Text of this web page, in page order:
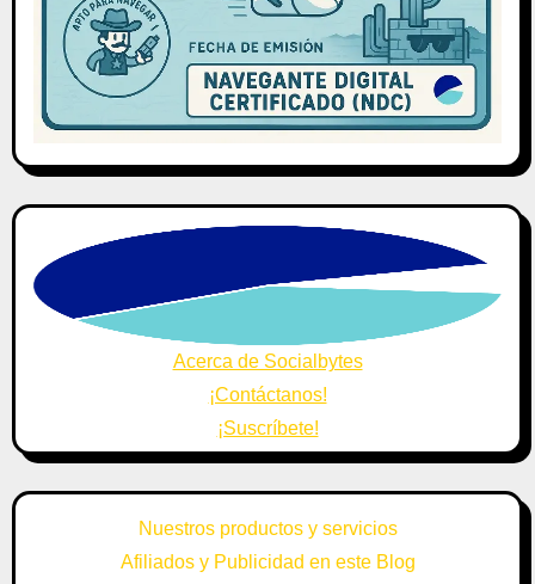
Acerca de Socialbytes
¡Contáctanos!
¡Suscríbete!
Nuestros productos y servicios
Afiliados y Publicidad en este Blog